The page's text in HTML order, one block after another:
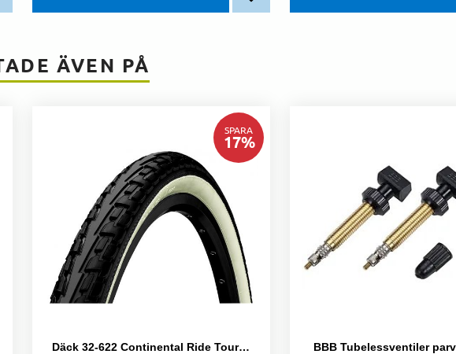
ÄVEN PÅ
Däck 32-622 Continental Ride Tour Svart/vit
SPARA
17%
BBB Tubelessventiler